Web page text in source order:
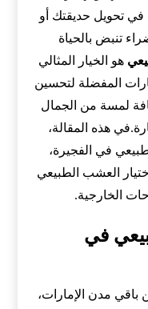
في تحويل حديقتك أو
تنبض بالحياة
هو الخيار المثالي
المفضلة لتحسين
لمسة من الجمال
هذه المقالة،
في الفجيرة،
العشب الطبيعي
الخارجية.
في
باقي مدن الإمارات،